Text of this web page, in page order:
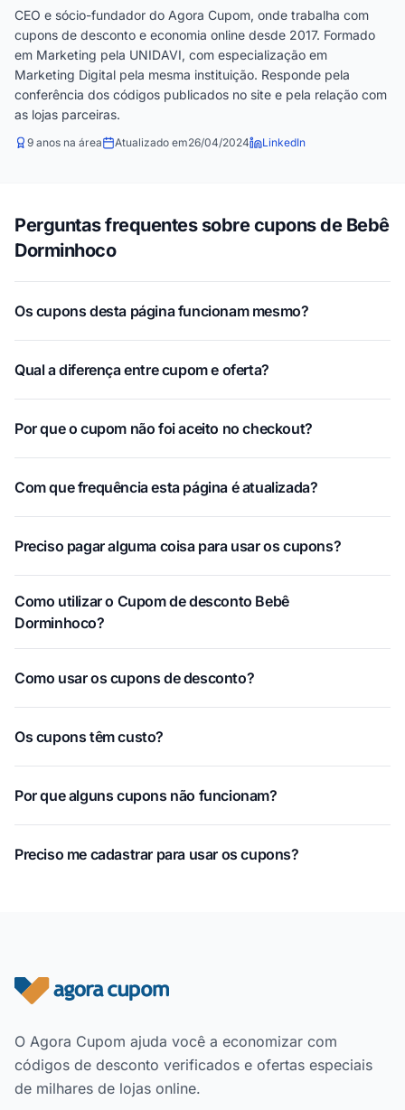
CEO e sócio-fundador do Agora Cupom, onde trabalha com
cupons de desconto e economia online desde 2017. Formado
em Marketing pela UNIDAVI, com especialização em
Marketing Digital pela mesma instituição. Responde pela
conferência dos códigos publicados no site e pela relação com
as lojas parceiras.
9 anos na área Atualizado em26/04/2024 LinkedIn
Perguntas frequentes sobre cupons de Bebê
Dorminhoco
Os cupons desta página funcionam mesmo?
Qual a diferença entre cupom e oferta?
Por que o cupom não foi aceito no checkout?
Com que frequência esta página é atualizada?
Preciso pagar alguma coisa para usar os cupons?
Como utilizar o Cupom de desconto Bebê
Dorminhoco?
Como usar os cupons de desconto?
Os cupons têm custo?
Por que alguns cupons não funcionam?
Preciso me cadastrar para usar os cupons?
Rodapé do site
O Agora Cupom ajuda você a economizar com
códigos de desconto verificados e ofertas especiais
de milhares de lojas online.